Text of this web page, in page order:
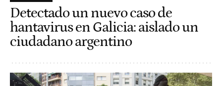
Detectado un nuevo caso de
hantavirus en Galicia: aislado un
ciudadano argentino